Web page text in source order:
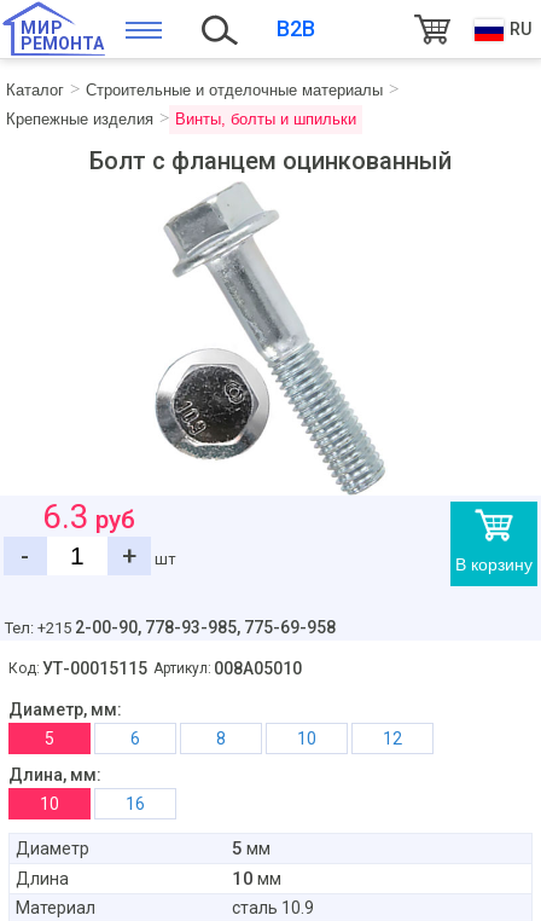
МИР
РЕМОНТА
B2B RU
Каталог
Строительные и отделочные материалы
Крепежные изделия
Винты, болты и шпильки
Болт с фланцем оцинкованный
В корзину
6.3 руб
-
+ шт
Тел: +215 2-00-90, 778-93-985, 775-69-958
Код: УТ-00015115 Артикул: 008A05010
Диаметр, мм:
5
6 8 10
12
Длина, мм:
10
16
Диаметр 5 мм
Длина
10 мм
Материал
сталь 10.9